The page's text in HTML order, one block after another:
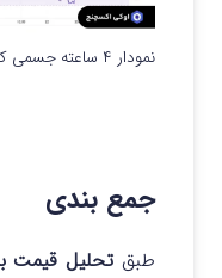
نمودار ۴ ساعته جسمی کوین ۸ مرداد
جمع بندی
طبق تحلیل قیمت